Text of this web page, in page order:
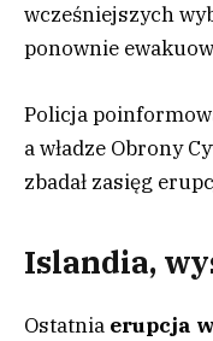
wcześniejszych
ponownie
Policja
a władze Obrony
zbadał zasięg
Islandia,
Ostatnia erupcja